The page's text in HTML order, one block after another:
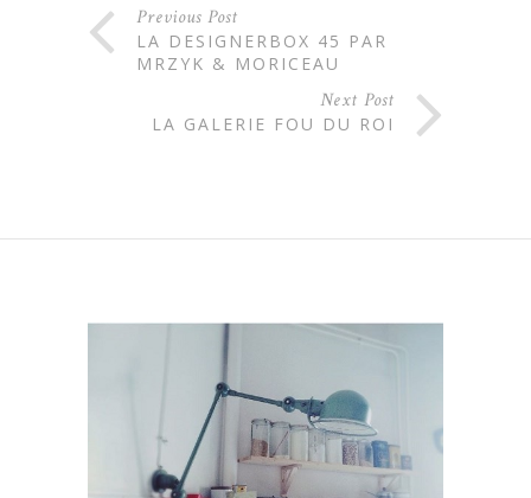
Previous Post
LA DESIGNERBOX 45 PAR
MRZYK & MORICEAU
Next Post
LA GALERIE FOU DU ROI